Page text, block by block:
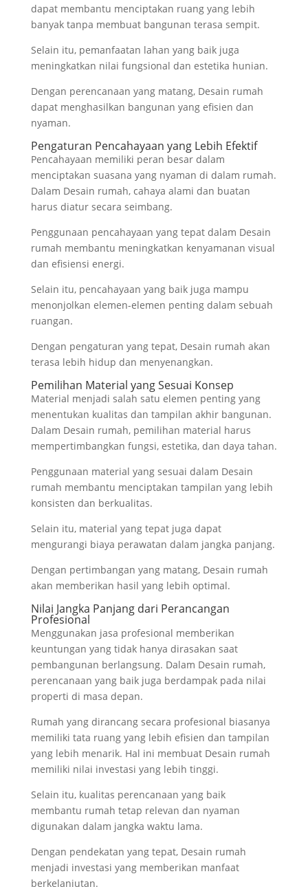
dapat membantu menciptakan ruang yang lebih
banyak tanpa membuat bangunan terasa sempit.
Selain itu, pemanfaatan lahan yang baik juga
meningkatkan nilai fungsional dan estetika hunian.
Dengan perencanaan yang matang, Desain rumah
dapat menghasilkan bangunan yang efisien dan
nyaman.
Pengaturan Pencahayaan yang Lebih Efektif
Pencahayaan memiliki peran besar dalam
menciptakan suasana yang nyaman di dalam rumah.
Dalam Desain rumah, cahaya alami dan buatan
harus diatur secara seimbang.
Penggunaan pencahayaan yang tepat dalam Desain
rumah membantu meningkatkan kenyamanan visual
dan efisiensi energi.
Selain itu, pencahayaan yang baik juga mampu
menonjolkan elemen-elemen penting dalam sebuah
ruangan.
Dengan pengaturan yang tepat, Desain rumah akan
terasa lebih hidup dan menyenangkan.
Pemilihan Material yang Sesuai Konsep
Material menjadi salah satu elemen penting yang
menentukan kualitas dan tampilan akhir bangunan.
Dalam Desain rumah, pemilihan material harus
mempertimbangkan fungsi, estetika, dan daya tahan.
Penggunaan material yang sesuai dalam Desain
rumah membantu menciptakan tampilan yang lebih
konsisten dan berkualitas.
Selain itu, material yang tepat juga dapat
mengurangi biaya perawatan dalam jangka panjang.
Dengan pertimbangan yang matang, Desain rumah
akan memberikan hasil yang lebih optimal.
Nilai Jangka Panjang dari Perancangan
Profesional
Menggunakan jasa profesional memberikan
keuntungan yang tidak hanya dirasakan saat
pembangunan berlangsung. Dalam Desain rumah,
perencanaan yang baik juga berdampak pada nilai
properti di masa depan.
Rumah yang dirancang secara profesional biasanya
memiliki tata ruang yang lebih efisien dan tampilan
yang lebih menarik. Hal ini membuat Desain rumah
memiliki nilai investasi yang lebih tinggi.
Selain itu, kualitas perencanaan yang baik
membantu rumah tetap relevan dan nyaman
digunakan dalam jangka waktu lama.
Dengan pendekatan yang tepat, Desain rumah
menjadi investasi yang memberikan manfaat
berkelanjutan.